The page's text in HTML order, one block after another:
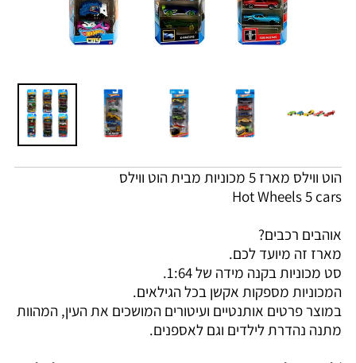
הוט ווילס מארז 5 מכוניות מבית הוט ווילס
Hot Wheels 5 cars
אוהבים רכבים?
מארז זה מיועד לכם.
סט מכוניות בקנה מידה של 1:64.
המכוניות מספקות אקשן בכל הגילאים.
במוצר פרטים אותנטיים ועיטורים המושכים את העין, המהוות
מתנה נהדרת לילדים וגם לאספנים.